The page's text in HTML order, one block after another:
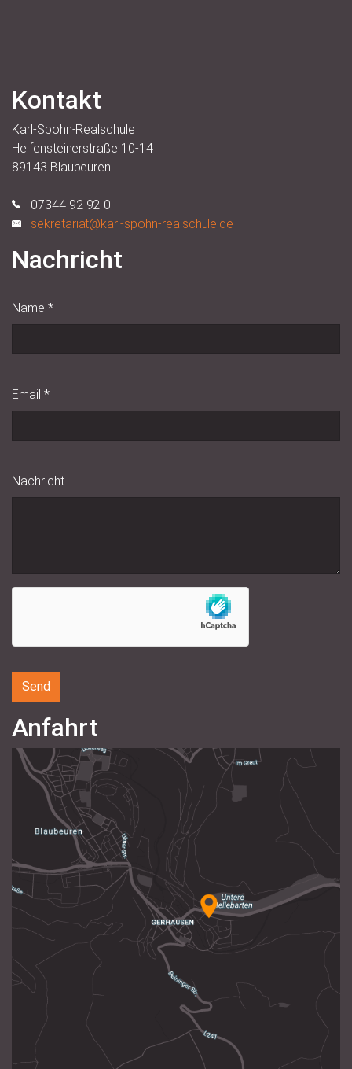
Kontakt
Karl-Spohn-Realschule
Helfensteinerstraße 10-14
89143 Blaubeuren
07344 92 92-0
sekretariat@karl-spohn-realschule.de
Nachricht
Name *
Email *
Nachricht
Anfahrt